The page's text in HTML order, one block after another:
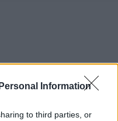
Information
to third parties, or